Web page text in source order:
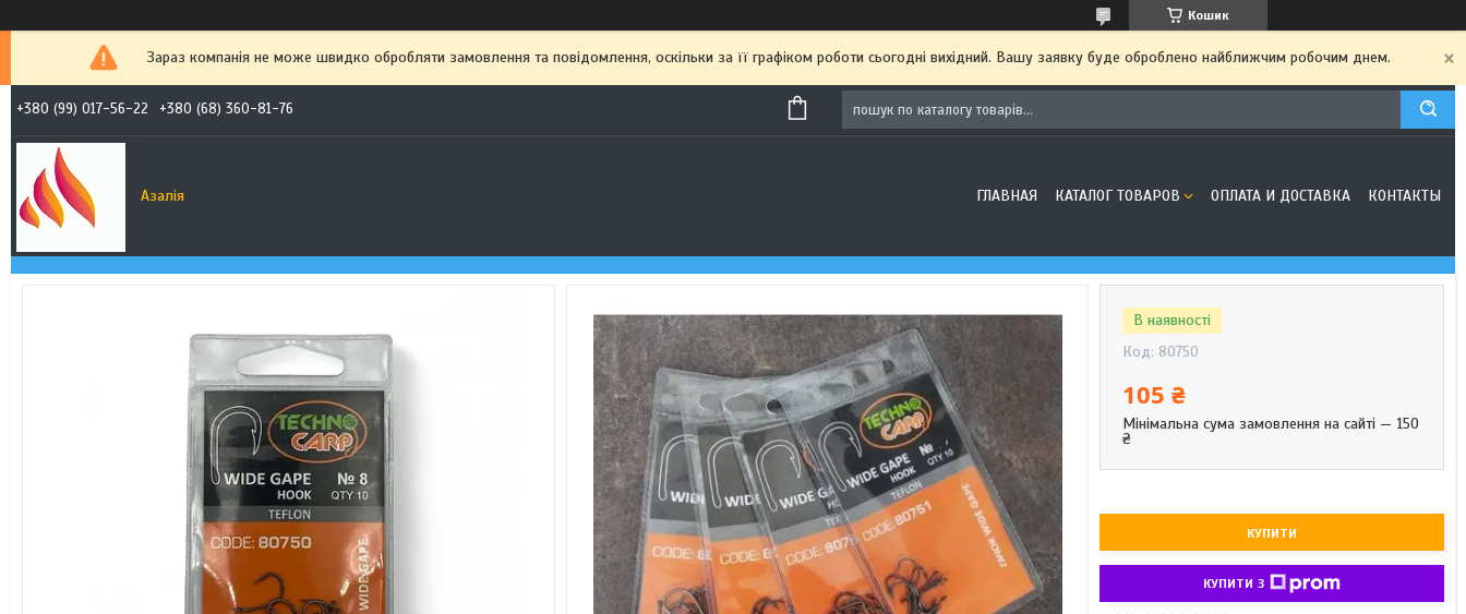
Кошик
Зараз компанія не може швидко обробляти замовлення та повідомлення, оскільки за її графіком роботи сьогодні вихідний. Вашу заявку буде оброблено найближчим робочим днем.
+380 (99) 017-56-22 +380 (68) 360-81-76
Азалія ГЛАВНАЯ КАТАЛОГ ТОВАРОВ ОПЛАТА И ДОСТАВКА КОНТАКТЫ
В наявності
Код: 80750
105 ₴
Мінімальна сума замовлення на сайті — 150
₴
КУПИТИ
КУПИТИ З